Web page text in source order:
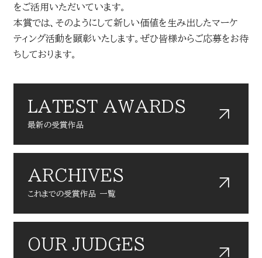
をご活用いただいています。
本賞では、そのようにして新しい価値を生み出したマーケ
ティング活動を顕彰いたします。ぜひ皆様からご応募をお待
ちしております。
LATEST AWARDS
最新の受賞作品
ARCHIVES
これまでの受賞作品 一覧
OUR JUDGES